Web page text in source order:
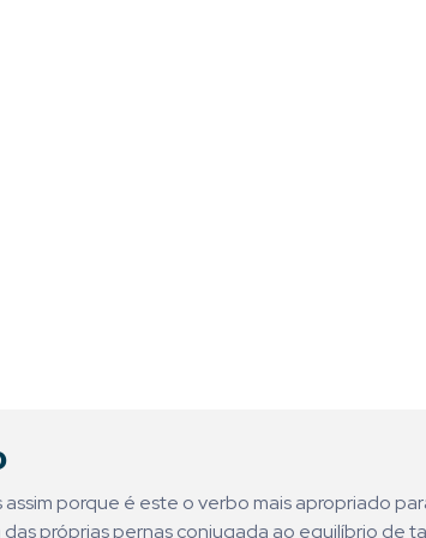
porque é este o verbo mais apropriado
próprias pernas conjugada ao equilíbrio de